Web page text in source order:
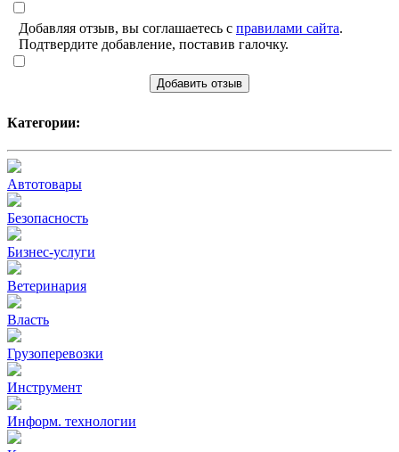
Добавляя отзыв, вы соглашаетесь с правилами сайта.
Подтвердите добавление, поставив галочку.
Добавить отзыв
Категории:
Автотовары
Безопасность
Бизнес-услуги
Ветеринария
Власть
Грузоперевозки
Инструмент
Информ. технологии